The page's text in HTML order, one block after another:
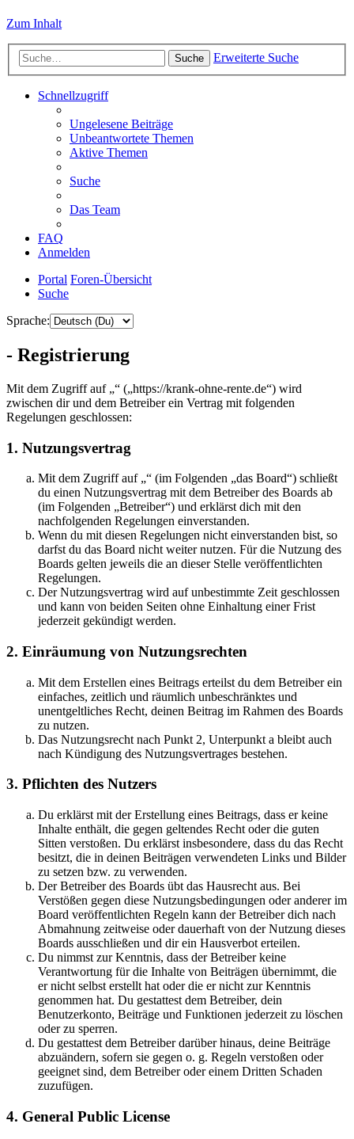
Zum Inhalt
Suche Erweiterte Suche
Schnellzugriff
Ungelesene Beiträge
Unbeantwortete Themen
Aktive Themen
Suche
Das Team
FAQ
Anmelden
Portal Foren-Übersicht
Suche
Sprache:
- Registrierung
Mit dem Zugriff auf „“ („https://krank-ohne-rente.de“) wird
zwischen dir und dem Betreiber ein Vertrag mit folgenden
Regelungen geschlossen:
1. Nutzungsvertrag
Mit dem Zugriff auf „“ (im Folgenden „das Board“) schließt
du einen Nutzungsvertrag mit dem Betreiber des Boards ab
(im Folgenden „Betreiber“) und erklärst dich mit den
nachfolgenden Regelungen einverstanden.
Wenn du mit diesen Regelungen nicht einverstanden bist, so
darfst du das Board nicht weiter nutzen. Für die Nutzung des
Boards gelten jeweils die an dieser Stelle veröffentlichten
Regelungen.
Der Nutzungsvertrag wird auf unbestimmte Zeit geschlossen
und kann von beiden Seiten ohne Einhaltung einer Frist
jederzeit gekündigt werden.
2. Einräumung von Nutzungsrechten
Mit dem Erstellen eines Beitrags erteilst du dem Betreiber ein
einfaches, zeitlich und räumlich unbeschränktes und
unentgeltliches Recht, deinen Beitrag im Rahmen des Boards
zu nutzen.
Das Nutzungsrecht nach Punkt 2, Unterpunkt a bleibt auch
nach Kündigung des Nutzungsvertrages bestehen.
3. Pflichten des Nutzers
Du erklärst mit der Erstellung eines Beitrags, dass er keine
Inhalte enthält, die gegen geltendes Recht oder die guten
Sitten verstoßen. Du erklärst insbesondere, dass du das Recht
besitzt, die in deinen Beiträgen verwendeten Links und Bilder
zu setzen bzw. zu verwenden.
Der Betreiber des Boards übt das Hausrecht aus. Bei
Verstößen gegen diese Nutzungsbedingungen oder anderer im
Board veröffentlichten Regeln kann der Betreiber dich nach
Abmahnung zeitweise oder dauerhaft von der Nutzung dieses
Boards ausschließen und dir ein Hausverbot erteilen.
Du nimmst zur Kenntnis, dass der Betreiber keine
Verantwortung für die Inhalte von Beiträgen übernimmt, die
er nicht selbst erstellt hat oder die er nicht zur Kenntnis
genommen hat. Du gestattest dem Betreiber, dein
Benutzerkonto, Beiträge und Funktionen jederzeit zu löschen
oder zu sperren.
Du gestattest dem Betreiber darüber hinaus, deine Beiträge
abzuändern, sofern sie gegen o. g. Regeln verstoßen oder
geeignet sind, dem Betreiber oder einem Dritten Schaden
zuzufügen.
4. General Public License